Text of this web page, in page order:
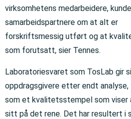
virksomhetens medarbeidere,
samarbeidspartnere om at alt er
forskriftsmessig utført og at
som forutsatt, sier Tennes.
Laboratoriesvaret som TosLab gir
oppdragsgivere etter endt analyse,
som et kvalitetsstempel som viser
sitt på det rene. Det har resultert i